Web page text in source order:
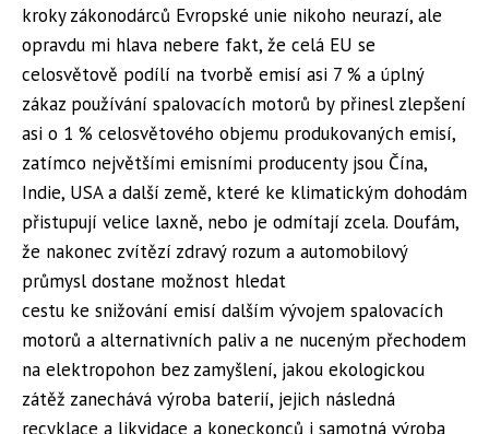
kroky zákonodárců Evropské unie nikoho neurazí, ale
opravdu mi hlava nebere fakt, že celá EU se
celosvětově podílí na tvorbě emisí asi 7 % a úplný
zákaz používání spalovacích motorů by přinesl zlepšení
asi o 1 % celosvětového objemu produkovaných emisí,
zatímco největšími emisními producenty jsou Čína,
Indie, USA a další země, které ke klimatickým dohodám
přistupují velice laxně, nebo je odmítají zcela. Doufám,
že nakonec zvítězí zdravý rozum a automobilový
průmysl dostane možnost hledat
cestu ke snižování emisí dalším vývojem spalovacích
motorů a alternativních paliv a ne nuceným přechodem
na elektropohon bez zamyšlení, jakou ekologickou
zátěž zanechává výroba baterií, jejich následná
recyklace a likvidace a koneckonců i samotná výroba